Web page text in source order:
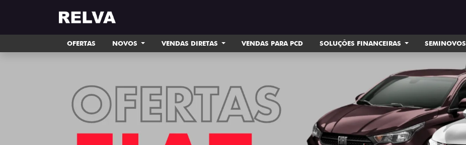
OFERTAS NOVOS VENDAS DIRETAS VENDAS PARA PCD SOLUÇÕES FINANCEIRAS SEMINOVOS